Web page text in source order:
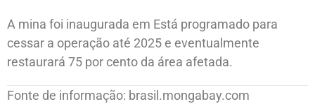
A mina foi inaugurada em Está programado para
cessar a operação até 2025 e eventualmente
restaurará 75 por cento da área afetada.
Fonte de informação: brasil.mongabay.com